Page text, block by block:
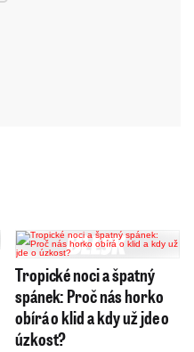
Tropické noci a špatný
spánek: Proč nás horko
obírá o klid a kdy už jde o
úzkost?